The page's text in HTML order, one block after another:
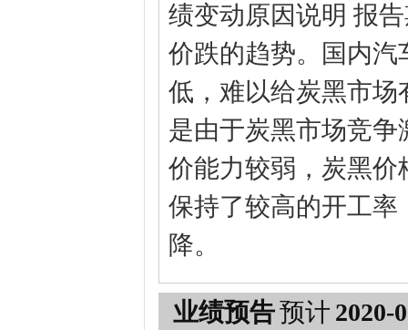
绩变动原因说明 报
价跌的趋势。国内
低，难以给炭黑市
是由于炭黑市场竞
价能力较弱，炭黑
保持了较高的开工
降。
业绩预告预计 2020-